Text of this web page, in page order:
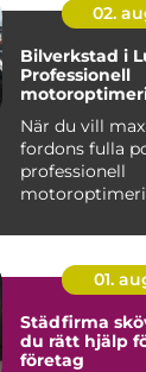
02.
Bilverkstad i
Professionell
När du vill
fordons fulla
professionell
01.
Städfirma skövde så
du rätt hjälp
företag